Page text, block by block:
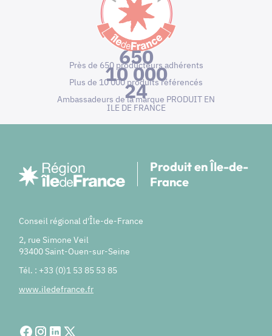
650
Près de 650 producteurs adhérents
10 000
Plus de 10 000 produits référencés
24
Ambassadeurs de la marque PRODUIT EN
ILE DE FRANCE
Produit en Île-de-
France
Conseil régional d'Île-de-France
2, rue Simone Veil
93400 Saint-Ouen-sur-Seine
Tél. : +33 (0)1 53 85 53 85
www.iledefrance.fr